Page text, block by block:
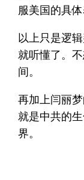
服美国的具体
以上只是逻
就听懂了。
间。
再加上闫丽
就是中共的
界。